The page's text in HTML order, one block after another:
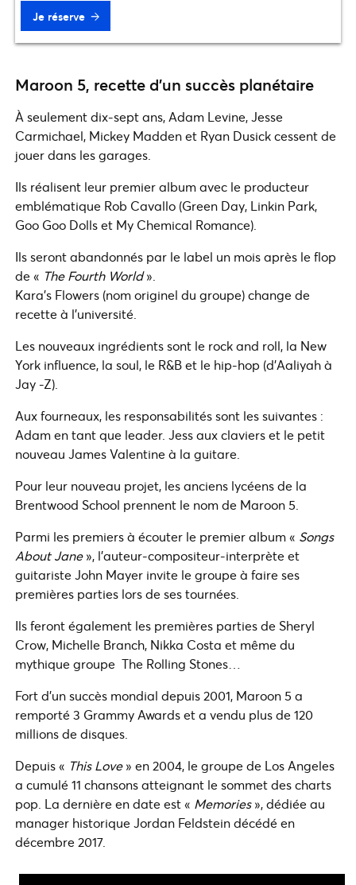
Je réserve
Maroon 5, recette d’un succès planétaire
À seulement dix-sept ans, Adam Levine, Jesse
Carmichael, Mickey Madden et Ryan Dusick cessent de
jouer dans les garages.
Ils réalisent leur premier album avec le producteur
emblématique Rob Cavallo (Green Day, Linkin Park,
Goo Goo Dolls et My Chemical Romance).
Ils seront abandonnés par le label un mois après le flop
de « The Fourth World».
Kara’s Flowers (nom originel du groupe) change de
recette à l’université.
Les nouveaux ingrédients sont le rock and roll, la New
York influence, la soul, le R&B et le hip-hop (d’Aaliyah à
Jay -Z).
Aux fourneaux, les responsabilités sont les suivantes :
Adam en tant que leader. Jess aux claviers et le petit
nouveau James Valentine à la guitare.
Pour leur nouveau projet, les anciens lycéens de la
Brentwood School prennent le nom de Maroon 5.
Parmi les premiers à écouter le premier album « Songs
About Jane», l’auteur-compositeur-interprète et
guitariste John Mayer invite le groupe à faire ses
premières parties lors de ses tournées.
Ils feront également les premières parties de Sheryl
Crow, Michelle Branch, Nikka Costa et même du
mythique groupe The Rolling Stones…
Fort d’un succès mondial depuis 2001, Maroon 5 a
remporté 3 Grammy Awards et a vendu plus de 120
millions de disques.
Depuis « This Love» en 2004, le groupe de Los Angeles
a cumulé 11 chansons atteignant le sommet des charts
pop. La dernière en date est « Memories», dédiée au
manager historique Jordan Feldstein décédé en
décembre 2017.